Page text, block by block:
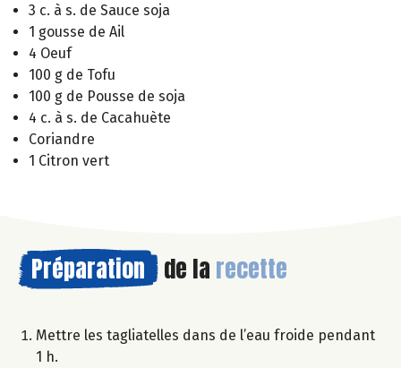
3 c. à s. de Sauce soja
1 gousse de Ail
4 Oeuf
100 g de Tofu
100 g de Pousse de soja
4 c. à s. de Cacahuète
Coriandre
1 Citron vert
Préparation de la recette
Mettre les tagliatelles dans de l’eau froide pendant
1 h.